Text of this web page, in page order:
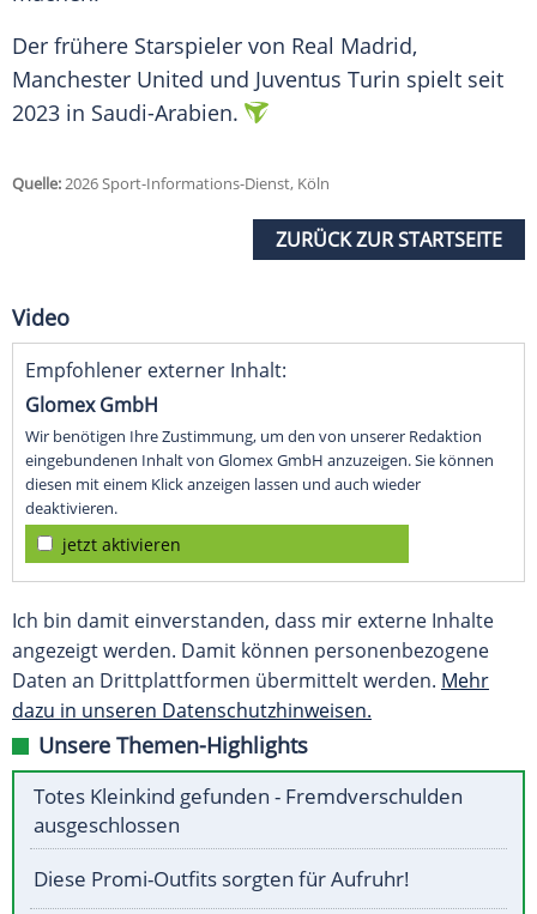
Der frühere Starspieler von Real Madrid,
Manchester United und Juventus Turin spielt seit
2023 in Saudi-Arabien.
Quelle:2026 Sport-Informations-Dienst, Köln
ZURÜCK ZUR STARTSEITE
Video
Empfohlener externer Inhalt:
Glomex GmbH
Wir benötigen Ihre Zustimmung, um den von unserer Redaktion
eingebundenen Inhalt von Glomex GmbH anzuzeigen. Sie können
diesen mit einem Klick anzeigen lassen und auch wieder
deaktivieren.
jetzt aktivieren
Ich bin damit einverstanden, dass mir externe Inhalte
angezeigt werden. Damit können personenbezogene
Daten an Drittplattformen übermittelt werden. Mehr
dazu in unseren Datenschutzhinweisen.
Unsere Themen-Highlights
Totes Kleinkind gefunden - Fremdverschulden
ausgeschlossen
Diese Promi-Outfits sorgten für Aufruhr!